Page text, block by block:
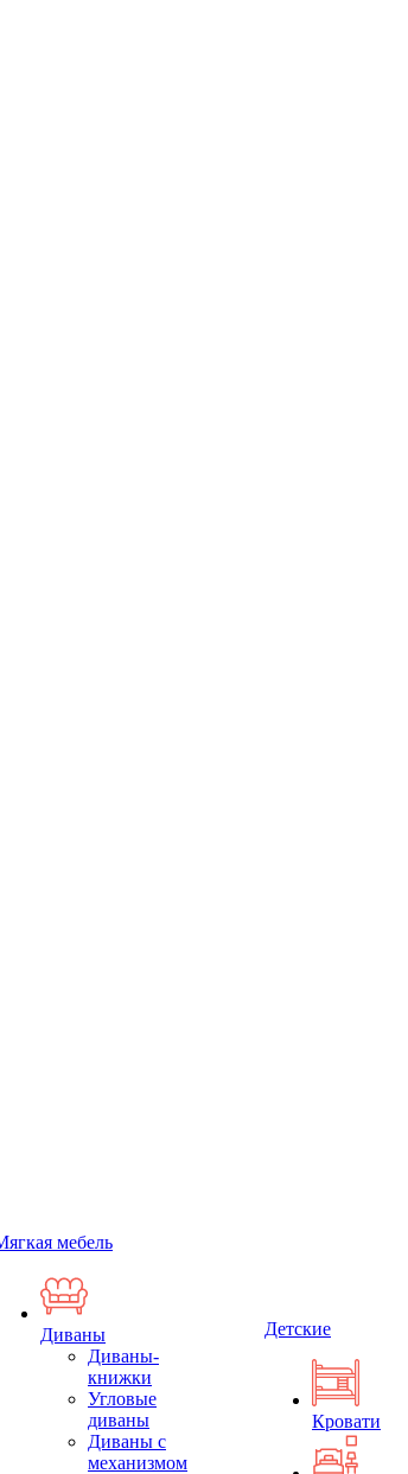
мебель
Диваны
Диваны-
книжки
Угловые
диваны
Диваны с
механизмом
Детские
Кровати